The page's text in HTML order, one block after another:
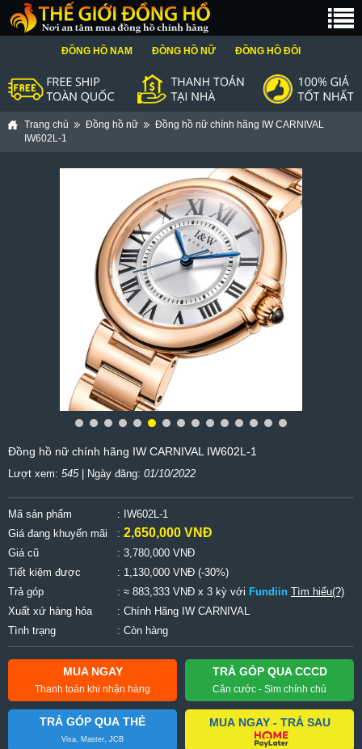
ĐỒNG HỒ NAM ĐỒNG HỒ NỮ ĐỒNG HỒ ĐÔI
Trang chủ Đồng hồ nữ
Đồng hồ nữ chính hãng IW CARNIVAL
IW602L-1
Đồng hồ nữ chính hãng IW CARNIVAL IW602L-1
Lượt xem: 545| Ngày đăng: 01/10/2022
Mã sản phẩm
: IW602L-1
Giá đang khuyến mãi
: 2,650,000 VNĐ
Giá cũ : 3,780,000 VNĐ
Tiết kiệm được
: 1,130,000 VNĐ (-30%)
Trả góp
: ≈ 883,333 VNĐ x 3 kỳ với Fundiin Tìm hiểu(?)
Xuất xứ hàng hóa
: Chính Hãng IW CARNIVAL
Tình trạng
: Còn hàng
MUA NGAY
Thanh toán khi nhận hàng
TRẢ GÓP QUA CCCD
Căn cước - Sim chính chủ
TRẢ GÓP QUA THẺ
Visa, Master, JCB
MUA NGAY - TRẢ SAU